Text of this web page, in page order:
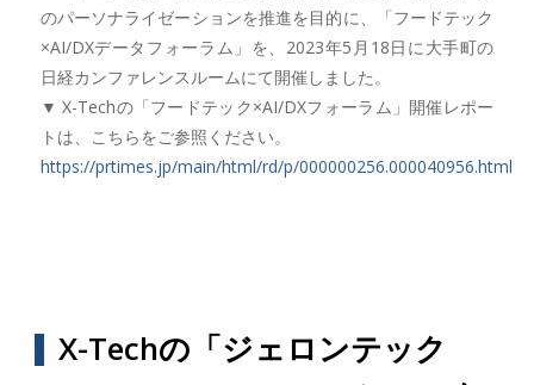
のパーソナライゼーションを推進を目的に、「フードテック
×AI/DXデータフォーラム」を、2023年5月18日に大手町の
日経カンファレンスルームにて開催しました。
▼ X-Techの「フードテック×AI/DXフォーラム」開催レポー
トは、こちらをご参照ください。
https://prtimes.jp/main/html/rd/p/000000256.000040956.html
X-Techの「ジェロンテック